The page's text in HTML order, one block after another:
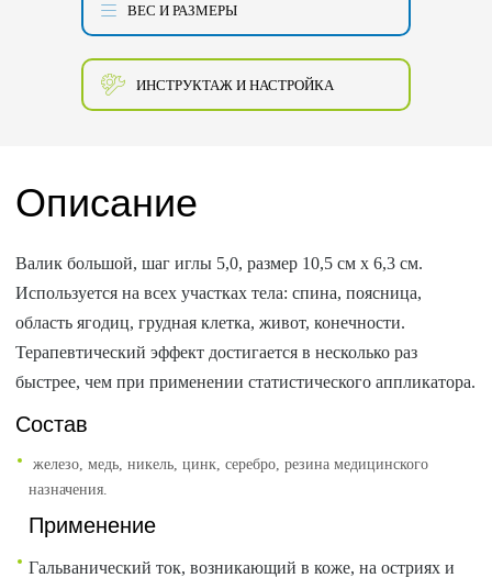
ВЕС И РАЗМЕРЫ
ИНСТРУКТАЖ И НАСТРОЙКА
Описание
Валик большой, шаг иглы 5,0, размер 10,5 см х 6,3 см.
Используется на всех участках тела: спина, поясница,
область ягодиц, грудная клетка, живот, конечности.
Терапевтический эффект достигается в несколько раз
быстрее, чем при применении статистического аппликатора.
Состав
железо, медь, никель, цинк, серебро, резина медицинского
назначения.
Применение
Гальванический ток, возникающий в коже, на остриях и